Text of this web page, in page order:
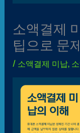
소액결제
팁으로 문
/ 소액결제 미납,